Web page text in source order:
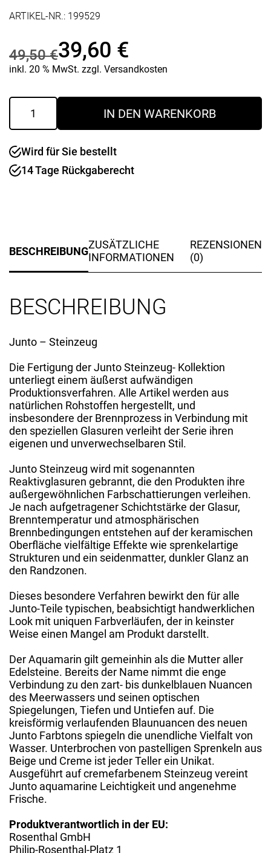
ARTIKEL-NR.: 199529
49,50€
Ursprünglicher
Preis
war:
49,50 €
39,60 €
Aktueller
Preis
ist:
39,60 €.
inkl. 20 % MwSt. zzgl. Versandkosten
Platte
cm
"Aquamarine"
Menge
IN DEN WARENKORB
Wird für Sie bestellt
14 Tage Rückgaberecht
BESCHREIBUNGZUSÄTZLICHE
INFORMATIONEN
REZENSIONEN
(0)
BESCHREIBUNG
Junto – Steinzeug
Die Fertigung der Junto Steinzeug- Kollektion
unterliegt einem äußerst aufwändigen
Produktionsverfahren. Alle Artikel werden aus
natürlichen Rohstoffen hergestellt, und
insbesondere der Brennprozess in Verbindung mit
den speziellen Glasuren verleiht der Serie ihren
eigenen und unverwechselbaren Stil.
Junto Steinzeug wird mit sogenannten
Reaktivglasuren gebrannt, die den Produkten ihre
außergewöhnlichen Farbschattierungen verleihen.
Je nach aufgetragener Schichtstärke der Glasur,
Brenntemperatur und atmosphärischen
Brennbedingungen entstehen auf der keramischen
Oberfläche vielfältige Effekte wie sprenkelartige
Strukturen und ein seidenmatter, dunkler Glanz an
den Randzonen.
Dieses besondere Verfahren bewirkt den für alle
Junto-Teile typischen, beabsichtigt handwerklichen
Look mit uniquen Farbverläufen, der in keinster
Weise einen Mangel am Produkt darstellt.
Der Aquamarin gilt gemeinhin als die Mutter aller
Edelsteine. Bereits der Name nimmt die enge
Verbindung zu den zart- bis dunkelblauen Nuancen
des Meerwassers und seinen optischen
Spiegelungen, Tiefen und Untiefen auf. Die
kreisförmig verlaufenden Blaunuancen des neuen
Junto Farbtons spiegeln die unendliche Vielfalt von
Wasser. Unterbrochen von pastelligen Sprenkeln aus
Beige und Creme ist jeder Teller ein Unikat.
Ausgeführt auf cremefarbenem Steinzeug vereint
Junto aquamarine Leichtigkeit und angenehme
Frische.
Produktverantwortlich in der EU:
Rosenthal GmbH
Philip-Rosenthal-Platz 1